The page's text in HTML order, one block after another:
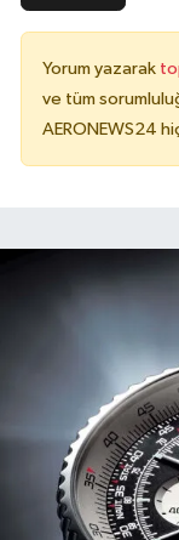
Yorum yazarak
ve tüm
AERONEWS24